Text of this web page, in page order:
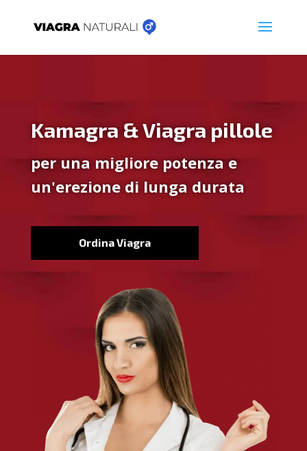
Kamagra & Viagra pillole
per una migliore potenza e
un'erezione di lunga durata
Ordina Viagra